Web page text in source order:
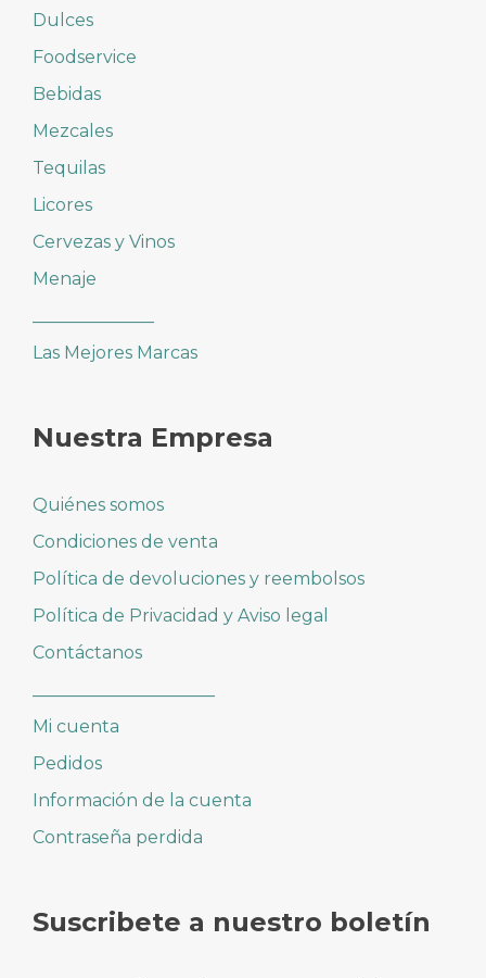
Dulces
Foodservice
Bebidas
Mezcales
Tequilas
Licores
Cervezas y Vinos
Menaje
Las Mejores Marcas
Nuestra Empresa
Quiénes somos
Condiciones de venta
Política de devoluciones y reembolsos
Política de Privacidad y Aviso legal
Contáctanos
Mi cuenta
Pedidos
Información de la cuenta
Contraseña perdida
Suscribete a nuestro boletín